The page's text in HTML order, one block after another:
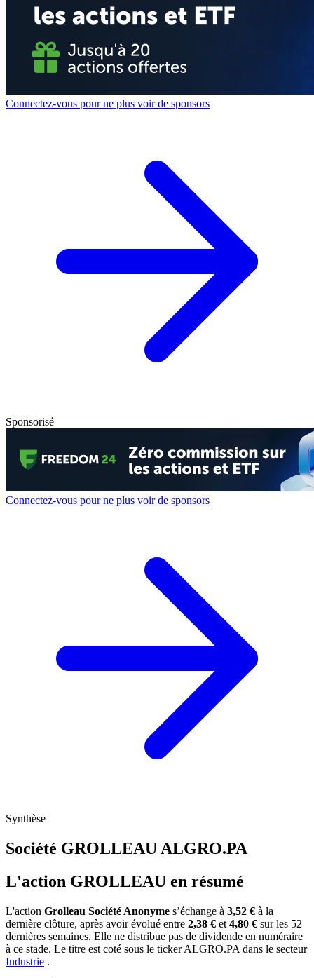
Connectez-vous pour ne plus voir de sponsors
Sponsorisé
Connectez-vous pour ne plus voir de sponsors
Synthèse
Société GROLLEAU ALGRO.PA
L'action GROLLEAU en résumé
L'action Grolleau Société Anonyme s’échange à 3,52 € à la
dernière clôture, après avoir évolué entre 2,38 € et 4,80 € sur les 52
dernières semaines. Elle ne distribue pas de dividende en numéraire
à ce stade. Le titre est coté sous le tickerALGRO.PA dans le secteur
Industrie .